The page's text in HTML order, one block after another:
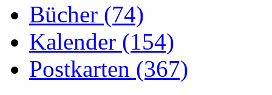
Bücher (74)
Kalender (154)
Postkarten (367)